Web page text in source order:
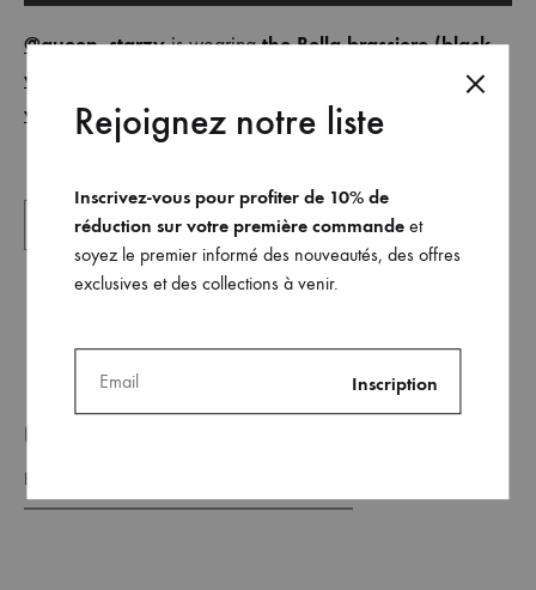
@queen_starzyis wearingthe Bella brassiere (black
version)
version)forLone Design Club
GET ON THE LIST _
Rejoignez notre liste
Inscrivez-vous pour profiter de 10% de
réduction sur votre première commande et
soyez le premier informé des nouveautés, des offres
exclusives et des collections à venir.